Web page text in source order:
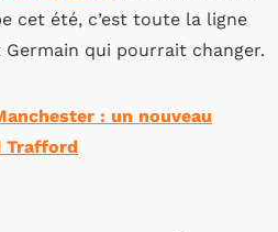
cet été, c’est toute la ligne
qui pourrait changer.
: un nouveau
Trafford